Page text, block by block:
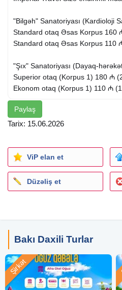
"Bilgəh" Sanatoriyası (Kardioloji
Standard otaq Əsas Korpus 160
Standard otaq Əsas Korpus 110
"Şıx" Sanatoriyası (Dayaq-
Superior otaq (Korpus 1) 180 ₼
Ekonom otaq (Korpus 1) 110 ₼
"Günəşli" Sanatoriyası ,
Standard otaq 160 ₼ (2 nəfərlik
"Abşeron" Sanatoriyası ,
Sanatoriyası)
Superior otaq 180 ₼ (2 nəfərlik
Ekonom otaq 110 ₼ (1 nəfərlik
Ekonom otaq 200 ₼ (2 nəfərlik
Ekonom otaq 160 ₼ (1 nəfərlik
Standard otaq 220 ₼ (2 nəfərlik
Standard otaq 180 ₼ (1 nəfərlik
"Miras " Sanatoriyası , Mərdəkan
Paylaş
Tarix: 15.06.2026
ViP elan et
Düzəliş et
Bakı Daxili Turlar
Şirkət